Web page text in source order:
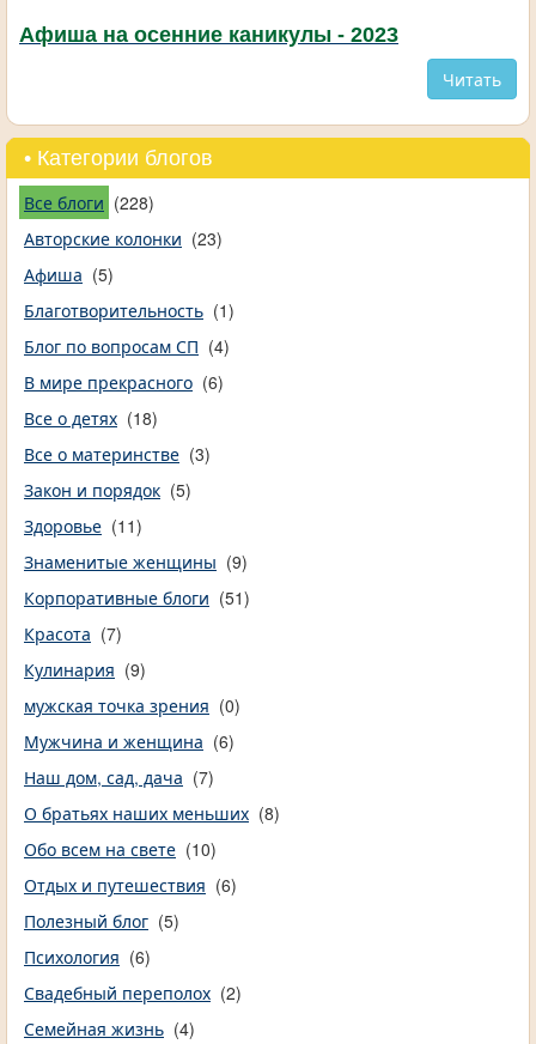
Афиша на осенние каникулы - 2023
Читать
• Категории блогов
Все блоги (228)
Авторские колонки (23)
Афиша (5)
Благотворительность (1)
Блог по вопросам СП (4)
В мире прекрасного (6)
Все о детях (18)
Все о материнстве (3)
Закон и порядок (5)
Здоровье (11)
Знаменитые женщины (9)
Корпоративные блоги (51)
Красота (7)
Кулинария (9)
мужская точка зрения (0)
Мужчина и женщина (6)
Наш дом, сад, дача (7)
О братьях наших меньших (8)
Обо всем на свете (10)
Отдых и путешествия (6)
Полезный блог (5)
Психология (6)
Свадебный переполох (2)
Семейная жизнь (4)